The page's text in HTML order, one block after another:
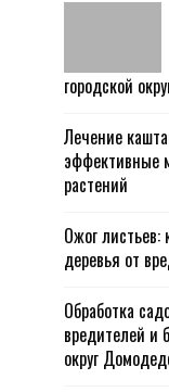
городской
Лечение
эффективные
растений
Ожог листьев:
деревья от
Обработка
вредителей и
округ